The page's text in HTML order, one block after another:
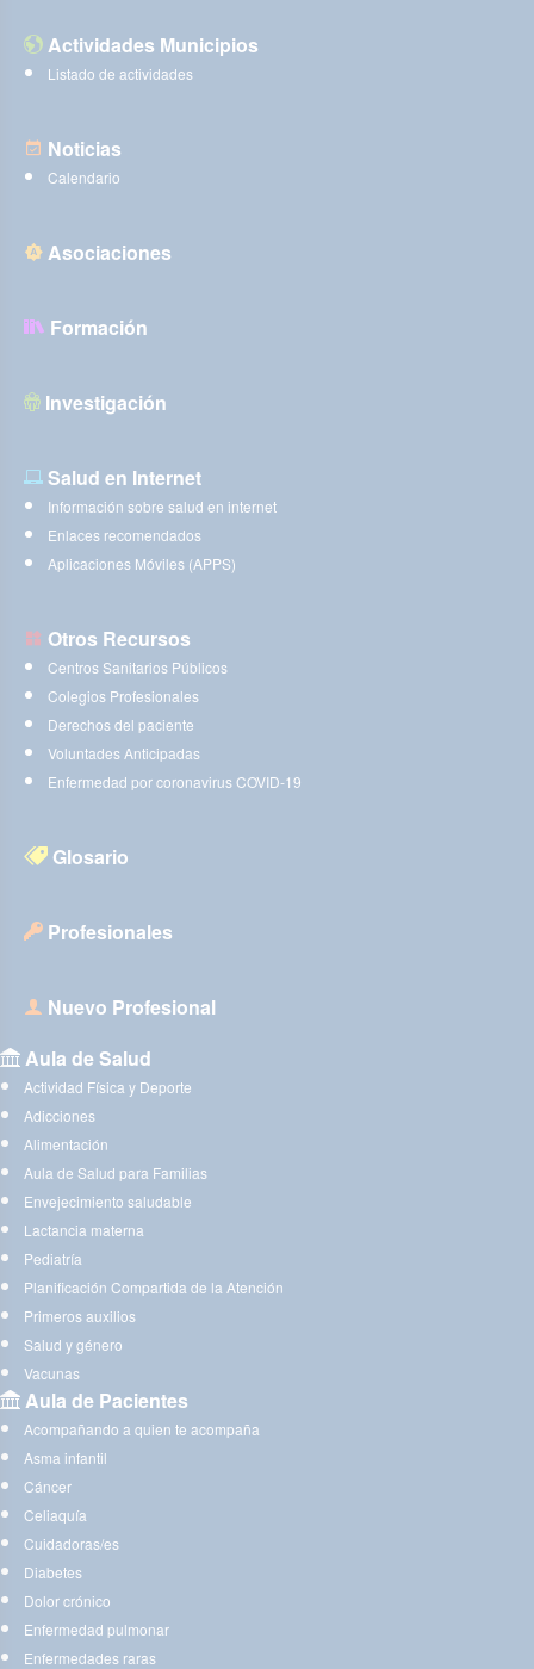
Actividades Municipios
Listado de actividades
Noticias
Calendario
Asociaciones
Formación
Investigación
Salud en Internet
Información sobre salud en internet
Enlaces recomendados
Aplicaciones Móviles (APPS)
Otros Recursos
Centros Sanitarios Públicos
Colegios Profesionales
Derechos del paciente
Voluntades Anticipadas
Enfermedad por coronavirus COVID-19
Glosario
Profesionales
Nuevo Profesional
Aula de Salud
Actividad Física y Deporte
Adicciones
Alimentación
Aula de Salud para Familias
Envejecimiento saludable
Lactancia materna
Pediatría
Planificación Compartida de la Atención
Primeros auxilios
Salud y género
Vacunas
Aula de Pacientes
Acompañando a quien te acompaña
Asma infantil
Cáncer
Celiaquía
Cuidadoras/es
Diabetes
Dolor crónico
Enfermedad pulmonar
Enfermedades raras